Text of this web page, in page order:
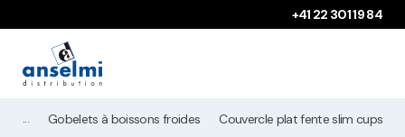
+41 22 301 19 84
Gobelets à boissons froides Couvercle plat fente slim cups